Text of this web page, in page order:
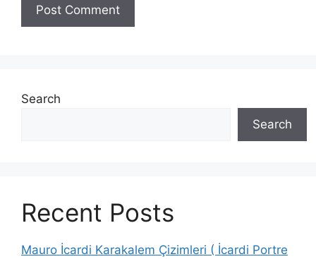
Search
Search
Recent Posts
Mauro İcardi Karakalem Çizimleri ( İcardi Portre